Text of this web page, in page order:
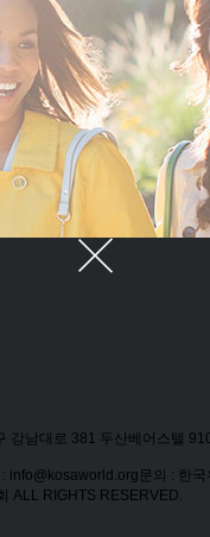
강남대로 381 두산베어스텔
: info@kosaworld.org문의 : 한
ALL RIGHTS RESERVED.